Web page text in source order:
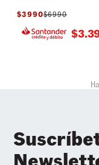
$3990$6990
$